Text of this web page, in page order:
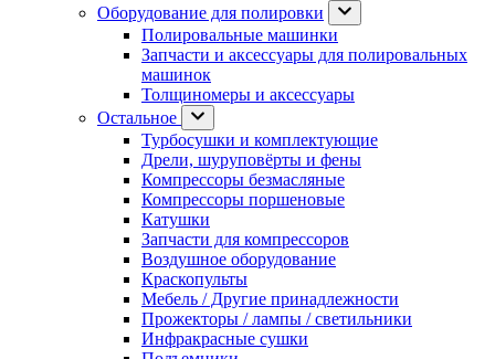
Оборудование для полировки
Полировальные машинки
Запчасти и аксессуары для полировальных
машинок
Толщиномеры и аксессуары
Остальное
Турбосушки и комплектующие
Дрели, шуруповёрты и фены
Компрессоры безмасляные
Компрессоры поршеновые
Катушки
Запчасти для компрессоров
Воздушное оборудование
Краскопульты
Мебель / Другие принадлежности
Прожекторы / лампы / светильники
Инфракрасные сушки